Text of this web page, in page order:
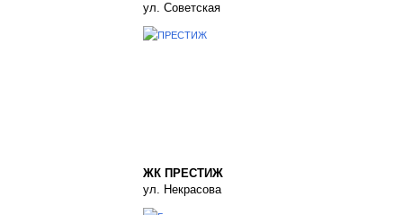
ул. Советская
ЖК ПРЕСТИЖ
ул. Некрасова